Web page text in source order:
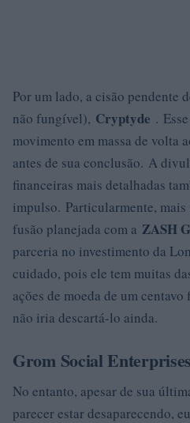
Por um lado, a cisão pendente
não fungível), Cryptyde .
movimento em massa de volta
antes de sua conclusão. A
financeiras mais detalhadas
impulso. Particularmente, mais
fusão planejada com a ZASH
parceria no investimento da
cuidado, pois ele tem muitas
ações de moeda de um
não iria descartá-lo ainda.
Grom Social Enterprises
No entanto, apesar de sua
parecer estar desaparecendo,